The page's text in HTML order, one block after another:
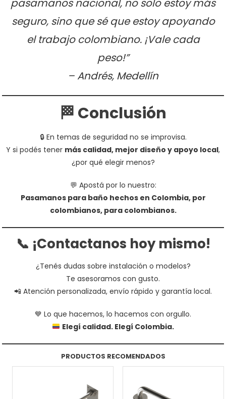
pasamanos nacional, no solo estoy más
seguro, sino que sé que estoy apoyando
el trabajo colombiano. ¡Vale cada
peso!”
– Andrés, Medellín
🏁 Conclusión
🔒 En temas de seguridad no se improvisa.
Y si podés tener más calidad, mejor diseño y apoyo local,
¿por qué elegir menos?
💬 Apostá por lo nuestro:
Pasamanos para baño hechos en Colombia, por
colombianos, para colombianos.
📞 ¡Contactanos hoy mismo!
¿Tenés dudas sobre instalación o modelos?
Te asesoramos con gusto.
📲 Atención personalizada, envío rápido y garantía local.
💙 Lo que hacemos, lo hacemos con orgullo.
Elegí calidad. Elegí Colombia.
PRODUCTOS RECOMENDADOS